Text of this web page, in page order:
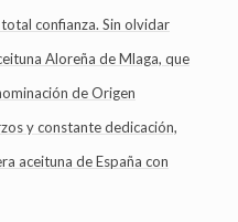
confianza. Sin olvidar
Aloreña de Mlaga, que
de Origen
y constante dedicación,
aceituna de España con